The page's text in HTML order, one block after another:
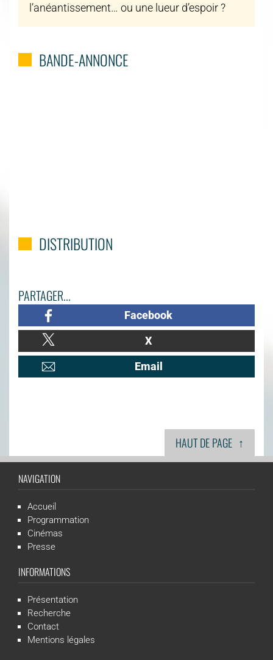
l’anéantissement… ou une lueur d’espoir ?
BANDE-ANNONCE
DISTRIBUTION
PARTAGER...
Facebook
X
Email
HAUT DE PAGE ↑
NAVIGATION
Accueil
Programmation
Cinémas
Presse
INFORMATIONS
Présentation
Recherche
Contact
Mentions légales